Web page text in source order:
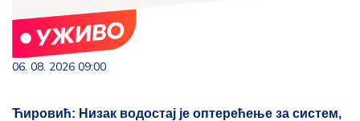
06. 08. 2026 09:00
Ћировић: Низак водостај је оптерећење за систем,